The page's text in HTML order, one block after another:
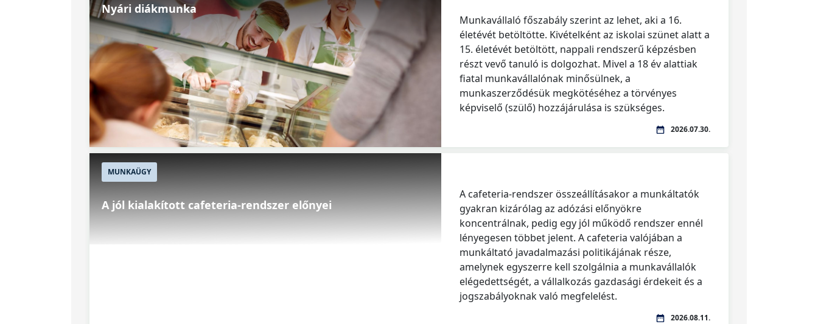
Nyári diákmunka
Munkavállaló főszabály szerint az lehet, aki a 16.
életévét betöltötte. Kivételként az iskolai szünet alatt a
15. életévét betöltött, nappali rendszerű képzésben
részt vevő tanuló is dolgozhat. Mivel a 18 év alattiak
fiatal munkavállalónak minősülnek, a
munkaszerződésük megkötéséhez a törvényes
képviselő (szülő) hozzájárulása is szükséges.
2026.07.30.
MUNKAÜGY
A jól kialakított cafeteria-rendszer előnyei
A cafeteria-rendszer összeállításakor a munkáltatók
gyakran kizárólag az adózási előnyökre
koncentrálnak, pedig egy jól működő rendszer ennél
lényegesen többet jelent. A cafeteria valójában a
munkáltató javadalmazási politikájának része,
amelynek egyszerre kell szolgálnia a munkavállalók
elégedettségét, a vállalkozás gazdasági érdekeit és a
jogszabályoknak való megfelelést.
2026.08.11.